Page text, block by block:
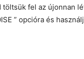
fel az újonnan
” opcióra és